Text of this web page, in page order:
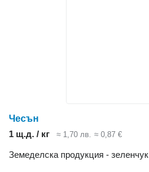
Чесън
1 щ.д. / кг
≈ 1,70 лв. ≈ 0,87 €
Земеделска продукция - зеленчук